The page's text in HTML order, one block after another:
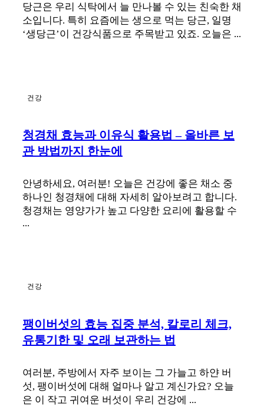
당근은 우리 식탁에서 늘 만나볼 수 있는 친숙한 채
소입니다. 특히 요즘에는 생으로 먹는 당근, 일명
‘생당근’이 건강식품으로 주목받고 있죠. 오늘은 ...
건강
청경채 효능과 이유식 활용법 – 올바른 보
관 방법까지 한눈에
안녕하세요, 여러분! 오늘은 건강에 좋은 채소 중
하나인 청경채에 대해 자세히 알아보려고 합니다.
청경채는 영양가가 높고 다양한 요리에 활용할 수
...
건강
팽이버섯의 효능 집중 분석, 칼로리 체크,
유통기한 및 오래 보관하는 법
여러분, 주방에서 자주 보이는 그 가늘고 하얀 버
섯, 팽이버섯에 대해 얼마나 알고 계신가요? 오늘
은 이 작고 귀여운 버섯이 우리 건강에 ...